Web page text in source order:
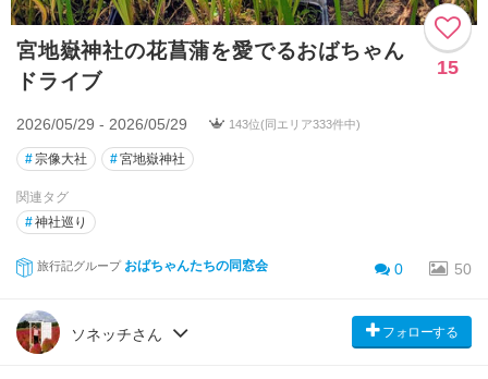
宮地嶽神社の花菖蒲を愛でるおばちゃん
ドライブ
15
2026/05/29 - 2026/05/29 143位(同エリア333件中)
#宗像大社 #宮地嶽神社
関連タグ
#神社巡り
旅行記グループ おばちゃんたちの同窓会 0 50
ソネッチさん フォローする